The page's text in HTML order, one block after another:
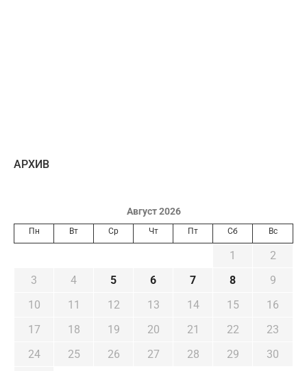
AРХИВ
Август 2026
Пн Вт Ср Чт Пт Сб Вс
1
2
3
4 5 6 7 8
9
10
11 12 13 14 15
16
17
18 19 20 21 22
23
24
25 26 27 28 29
30